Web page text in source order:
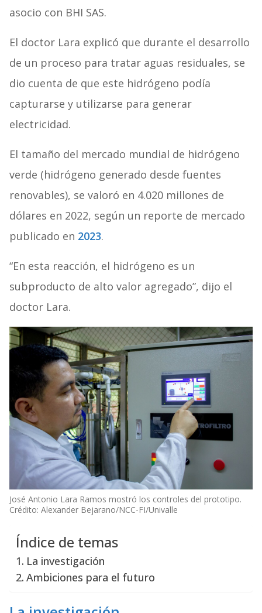
asocio con BHI SAS.
El doctor Lara explicó que durante el desarrollo
de un proceso para tratar aguas residuales, se
dio cuenta de que este hidrógeno podía
capturarse y utilizarse para generar
electricidad.
El tamaño del mercado mundial de hidrógeno
verde (hidrógeno generado desde fuentes
renovables), se valoró en 4.020 millones de
dólares en 2022, según un reporte de mercado
publicado en 2023.
“En esta reacción, el hidrógeno es un
subproducto de alto valor agregado”, dijo el
doctor Lara.
José Antonio Lara Ramos mostró los controles del prototipo.
Crédito: Alexander Bejarano/NCC-FI/Univalle
Índice de temas
La investigación
Ambiciones para el futuro